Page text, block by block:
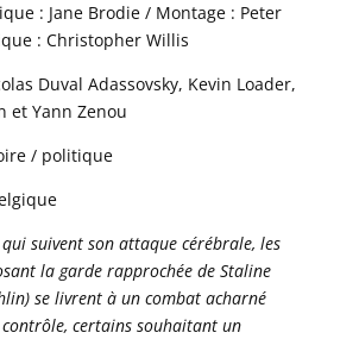
: Jane Brodie / Montage : Peter
: Christopher Willis
Duval Adassovsky, Kevin Loader,
et Yann Zenou
/ politique
suivent son attaque cérébrale, les
la garde rapprochée de Staline
se livrent à un combat acharné
certains souhaitant un